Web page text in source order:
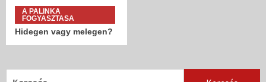
A PALINKA
FOGYASZTASA
Hidegen vagy melegen?
Keresés: